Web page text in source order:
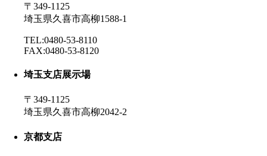
〒349-1125
埼玉県久喜市高柳1588-1
TEL:0480-53-8110
FAX:0480-53-8120
埼玉支店展示場
〒349-1125
埼玉県久喜市高柳2042-2
京都支店